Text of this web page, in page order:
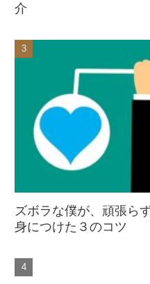
介
ズボラな僕が、頑張ら
身につけた３のコツ